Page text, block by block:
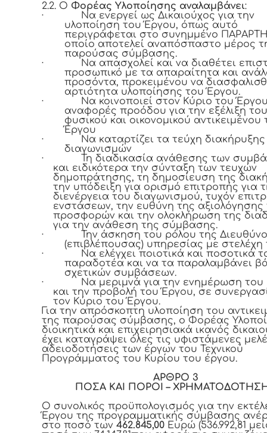
2.2. Ο Φορέας Υλοποίησης αναλαμβάνει:
·
Να ενεργεί ως Δικαιούχος για την
υλοποίηση του Έργου, όπως αυτό
περιγράφεται στο συνημμένο
οποίο αποτελεί αναπόσπαστο μέρος
παρούσας σύμβασης.
·
Να απασχολεί και να διαθέτει
προσωπικό με τα απαραίτητα και
προσόντα, προκειμένου να
αρτιότητα υλοποίησης του Έργου.
·
Να κοινοποιεί στον Κύριο του
αναφορές προόδου για την εξέλιξη του
φυσικού και οικονομικού αντικειμένου
Έργου
·
Να καταρτίζει τα τεύχη
διαγωνισμών
·
Τη διαδικασία ανάθεσης των
και ειδικότερα την σύνταξη των τευχών
δημοπράτησης, τη δημοσίευση της
την υπόδειξη για ορισμό επιτροπής για
διενέργεια του διαγωνισμού, τυχόν
ενστάσεων, την ευθύνη της αξιολόγησης
προσφορών και την ολοκλήρωση της
για την ανάθεση της σύμβασης.
·
Την άσκηση του ρόλου της
(επιβλέπουσας) υπηρεσίας με στελέχη
·
Να ελέγχει ποιοτικά και ποσοτικά
παραδοτέα και να τα παραλαμβάνει
σχετικών συμβάσεων.
·
Να μεριμνά για την ενημέρωση του
και την προβολή του Έργου, σε
τον Κύριο του Έργου.
Για την απρόσκοπτη υλοποίηση του
της παρούσας σύμβασης, ο Φορέας
διοικητικά και επιχειρησιακά ικανός
έχει καταγράψει όλες τις υφιστάμενες
αδειοδοτήσεις των έργων του Τεχνικού
Προγράμματος του Κυρίου του έργου.
ΑΡΘΡΟ 3
ΠΟΣΑ ΚΑΙ ΠΟΡΟΙ –
Ο συνολικός προϋπολογισμός για την
Έργου της προγραμματικής σύμβασης
στο ποσό των 462.845,00 Ευρώ (536.992,81